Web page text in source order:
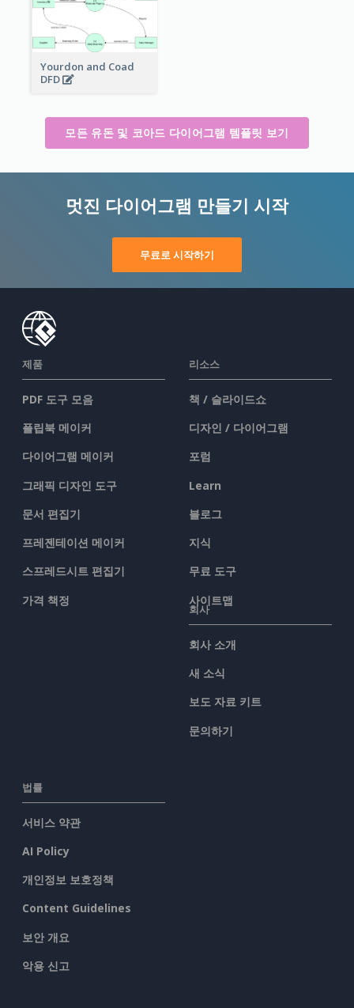
Yourdon and Coad
DFD
모든 유돈 및 코아드 다이어그램 템플릿 보기
멋진 다이어그램 만들기 시작
무료로 시작하기
제품
PDF 도구 모음
플립북 메이커
다이어그램 메이커
그래픽 디자인 도구
문서 편집기
프레젠테이션 메이커
스프레드시트 편집기
가격 책정
리소스
책 / 슬라이드쇼
디자인 / 다이어그램
포럼
Learn
블로그
지식
무료 도구
사이트맵
회사
회사 소개
새 소식
보도 자료 키트
문의하기
법률
서비스 약관
AI Policy
개인정보 보호정책
Content Guidelines
보안 개요
악용 신고